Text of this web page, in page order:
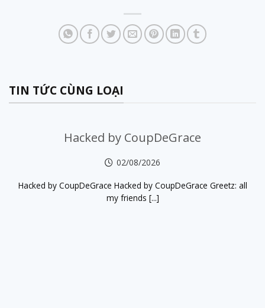
TIN TỨC CÙNG LOẠI
Hacked by CoupDeGrace
02/08/2026
Hacked by CoupDeGrace Hacked by CoupDeGrace Greetz: all
my friends [...]